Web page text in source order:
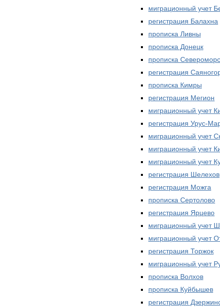
миграционный учет
регистрация Балахна
прописка Ливны
прописка Донецк
прописка
регистрация
прописка Кимры
регистрация Мегион
миграционный учет
регистрация Урус-
миграционный учет
миграционный учет
миграционный учет
регистрация Шелехов
регистрация Можга
прописка Сертолово
регистрация Ярцево
миграционный учет
миграционный учет
регистрация Торжок
миграционный учет
прописка Волхов
прописка Куйбышев
регистрация